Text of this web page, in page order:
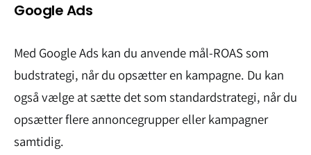
Google Ads
Med Google Ads kan du anvende mål-ROAS som
budstrategi, når du opsætter en kampagne. Du kan
også vælge at sætte det som standardstrategi, når du
opsætter flere annoncegrupper eller kampagner
samtidig.